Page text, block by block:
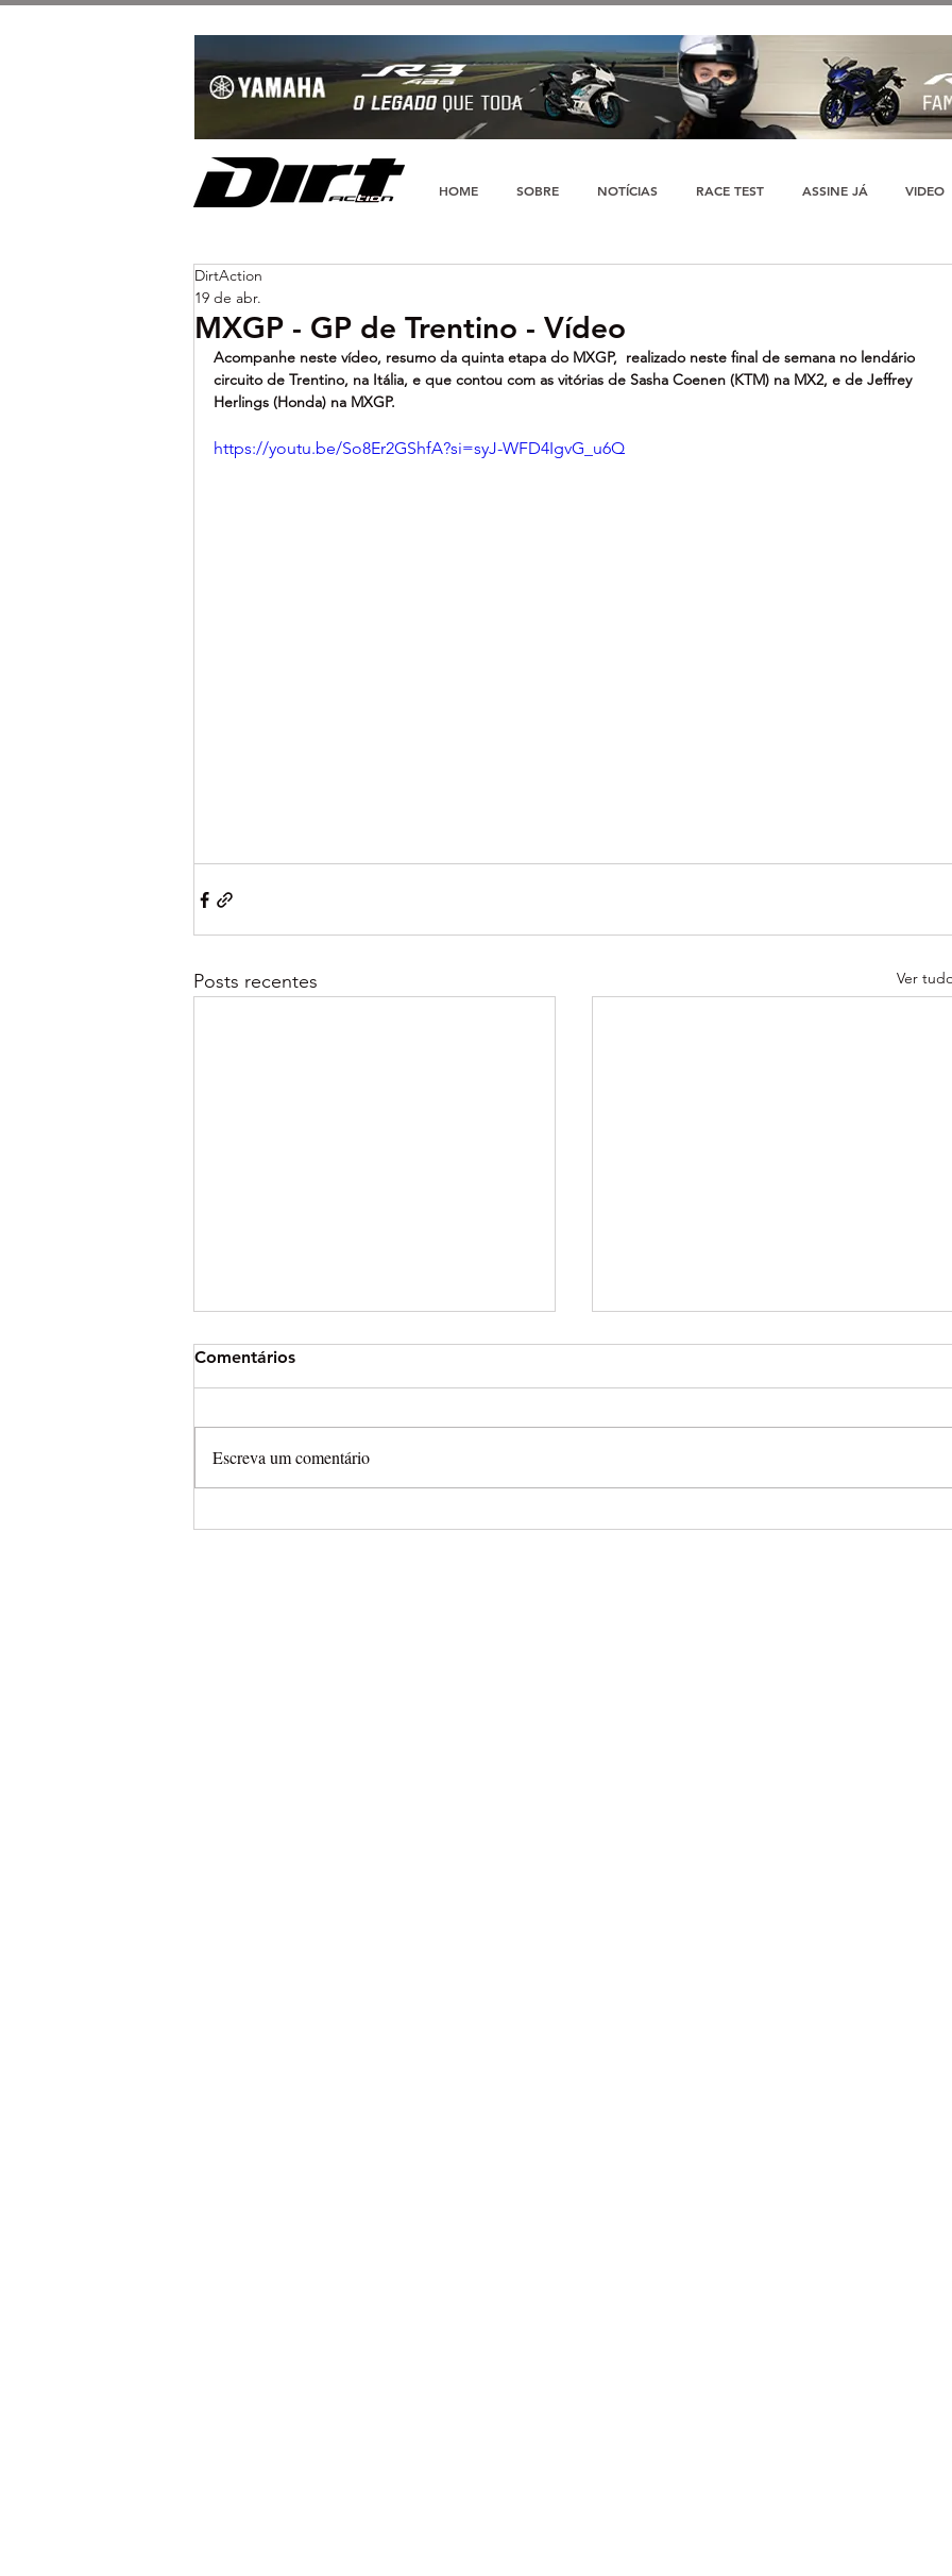
HOME SOBRE NOTÍCIAS RACE TEST ASSINE JÁ VIDEO
MXGP - GP de Trentino - Vídeo
DirtAction
19 de abr.
Acompanhe neste vídeo, resumo da quinta etapa do MXGP,  realizado neste final de semana no lendário
circuito de Trentino, na Itália, e que contou com as vitórias de Sasha Coenen (KTM) na MX2, e de Jeffrey
Herlings (Honda) na MXGP.
https://youtu.be/So8Er2GShfA?si=syJ-WFD4IgvG_u6Q
Posts recentes Ver
Comentários
Escreva um comentário